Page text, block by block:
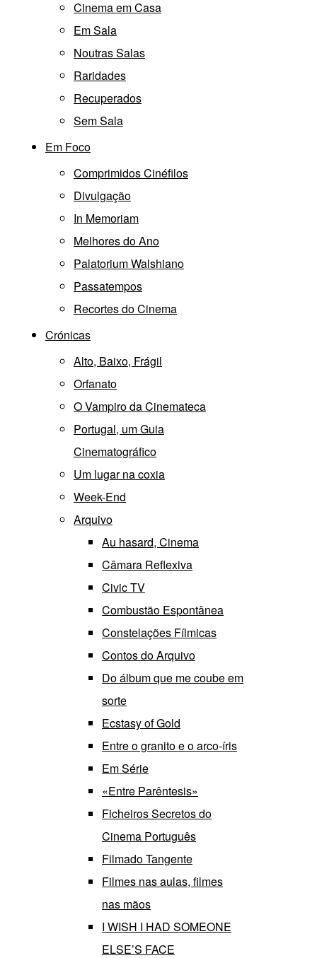
Cinema em Casa
Em Sala
Noutras Salas
Raridades
Recuperados
Sem Sala
Em Foco
Comprimidos Cinéfilos
Divulgação
In Memoriam
Melhores do Ano
Palatorium Walshiano
Passatempos
Recortes do Cinema
Crónicas
Alto, Baixo, Frágil
Orfanato
O Vampiro da Cinemateca
Portugal, um Guia
Cinematográfico
Um lugar na coxia
Week-End
Arquivo
Au hasard, Cinema
Câmara Reflexiva
Civic TV
Combustão Espontânea
Constelações Fílmicas
Contos do Arquivo
Do álbum que me coube em
sorte
Ecstasy of Gold
Entre o granito e o arco-íris
Em Série
«Entre Parêntesis»
Ficheiros Secretos do
Cinema Português
Filmado Tangente
Filmes nas aulas, filmes
nas mãos
I WISH I HAD SOMEONE
ELSE’S FACE